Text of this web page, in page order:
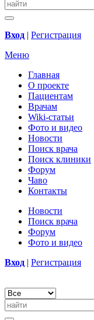
Вход | Регистрация
Меню
Главная
О проекте
Пациентам
Врачам
Wiki-статьи
Фото и видео
Новости
Поиск врача
Поиск клиники
Форум
Чаво
Контакты
Новости
Поиск врача
Форум
Фото и видео
Вход | Регистрация